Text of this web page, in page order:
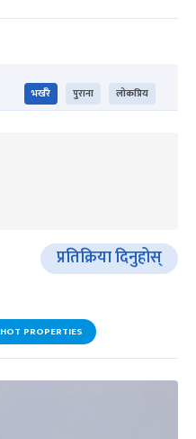
भर्खरै पुराना लोकप्रिय
प्रतिक्रिया दिनुहोस्
HOT PROPERTIES